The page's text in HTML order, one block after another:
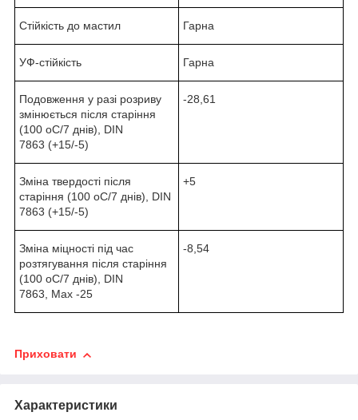
Стійкість до мастил Гарна
УФ-стійкість Гарна
Подовження у разі розриву
змінюється після старіння
(100 oC/7 днів), DIN
7863 (+15/-5)
-28,61
Зміна твердості після
старіння (100 oC/7 днів), DIN
7863 (+15/-5)
+5
Зміна міцності під час
розтягування після старіння
(100 oC/7 днів), DIN
7863, Max -25
-8,54
Приховати
Характеристики